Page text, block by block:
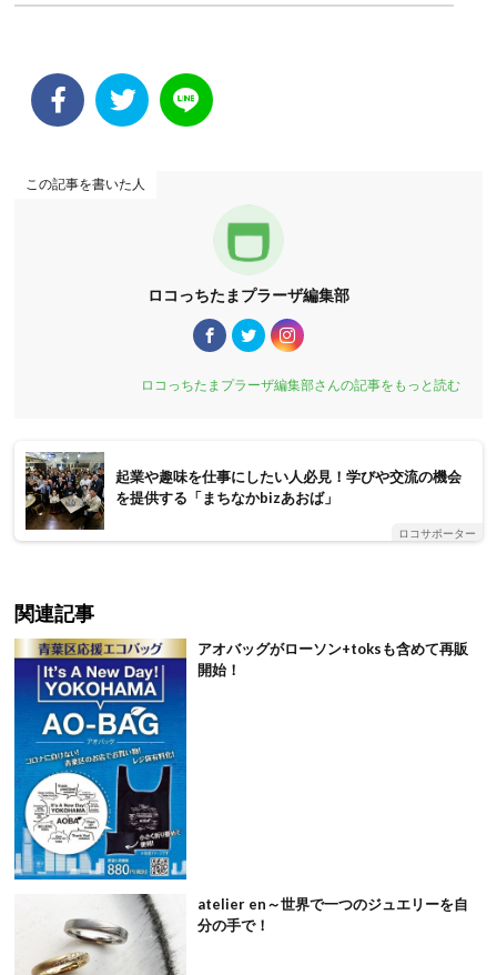
この記事を書いた人
ロコっちたまプラーザ編集部
ロコっちたまプラーザ編集部さんの記事をもっと読む
起業や趣味を仕事にしたい人必見！学びや交流の機会
を提供する「まちなかbizあおば」
ロコサポーター
関連記事
アオバッグがローソン+toksも含めて再販
開始！
atelier en～世界で一つのジュエリーを自
分の手で！